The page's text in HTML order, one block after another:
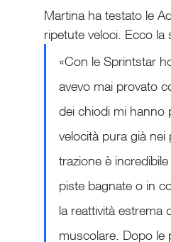
Martina ha testato le
ripetute veloci. Ecco
«Con le Sprintstar
avevo mai provato
dei chiodi mi hanno
velocità pura già
trazione è
piste bagnate o in
la reattività estrema
muscolare. Dopo le